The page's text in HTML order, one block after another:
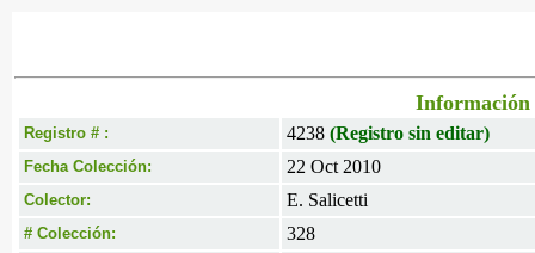
Información
Registro # : 4238 (Registro sin editar)
Fecha Colección: 22 Oct 2010
Colector: E. Salicetti
# Colección: 328